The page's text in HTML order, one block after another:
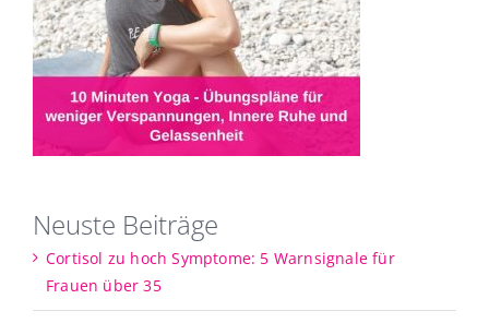
Neuste Beiträge
Cortisol zu hoch Symptome: 5 Warnsignale für
Frauen über 35